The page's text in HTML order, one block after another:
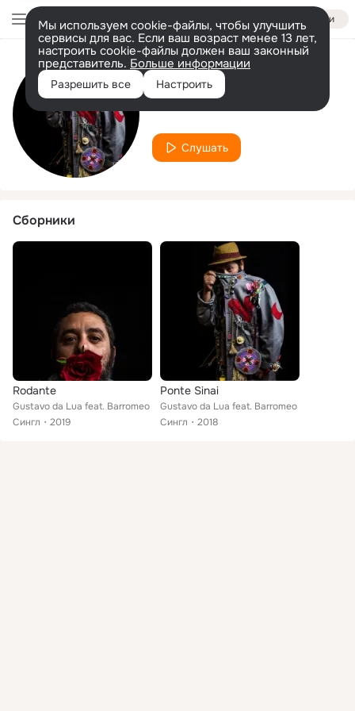
Войти
Мы используем cookie-файлы, чтобы улучшить
сервисы для вас. Если ваш возраст менее 13 лет,
настроить cookie-файлы должен ваш законный
представитель. Больше информации
Разрешить все Настроить
Исполнитель
Barromeo
Слушать
Сборники
Rodante
Gustavo da Lua feat. Barromeo
Сингл
2019
Ponte Sinai
Gustavo da Lua feat. Barromeo
Сингл
2018